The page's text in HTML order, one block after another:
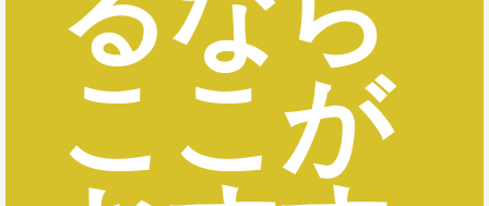
ここが